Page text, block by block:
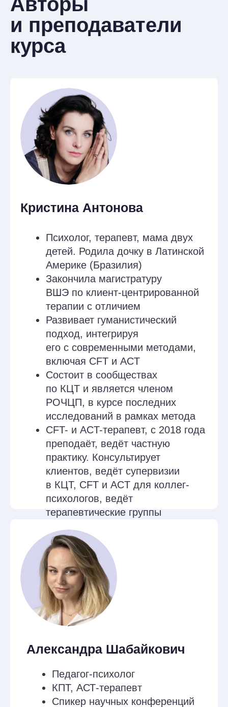
драйв и спокойствие. Роль
самосострадания в психическом
здоровье матерей. Факторы риска в
материнстве. Основные запросы
матерей в терапии. Данные
Основные барьеры обращения
за психологической помощью у
матерей. Особенности
консультирования матерей после
рождения ребенка.
Занятие 3
Работа с Внутренним
Понятие о Внутреннем Критике.
Причины возникновения чувства стыда
и самокритики у матерей. Концепция
«идеальной матери». Влияние
Внутреннего Критика на психическое
здоровье матерей. Процесс работы
с Внутренним Критиком. Практика
“Стулья” при работе с фигурой
Внутреннего Критика.
Занятия 4
Развитие навыков
осознанности у матерей
Понимание осознанности в CFT. Связь
осознанности и самосострадания.
Исследования эффективности
развития навыков осознанности в
раннем материнстве. Основные
барьеры в развитии навыков
осознанности. Понятие о Блуждающем
разуме. Ключевые аспекты развития
навыков осознанности у матерей.
Основные практики осознанности в
материнстве.
Занятие 5-6
Развитие навыков
самосострадания и
Знакомство с самосостраданием.
Физиология самокритики и сочувствия